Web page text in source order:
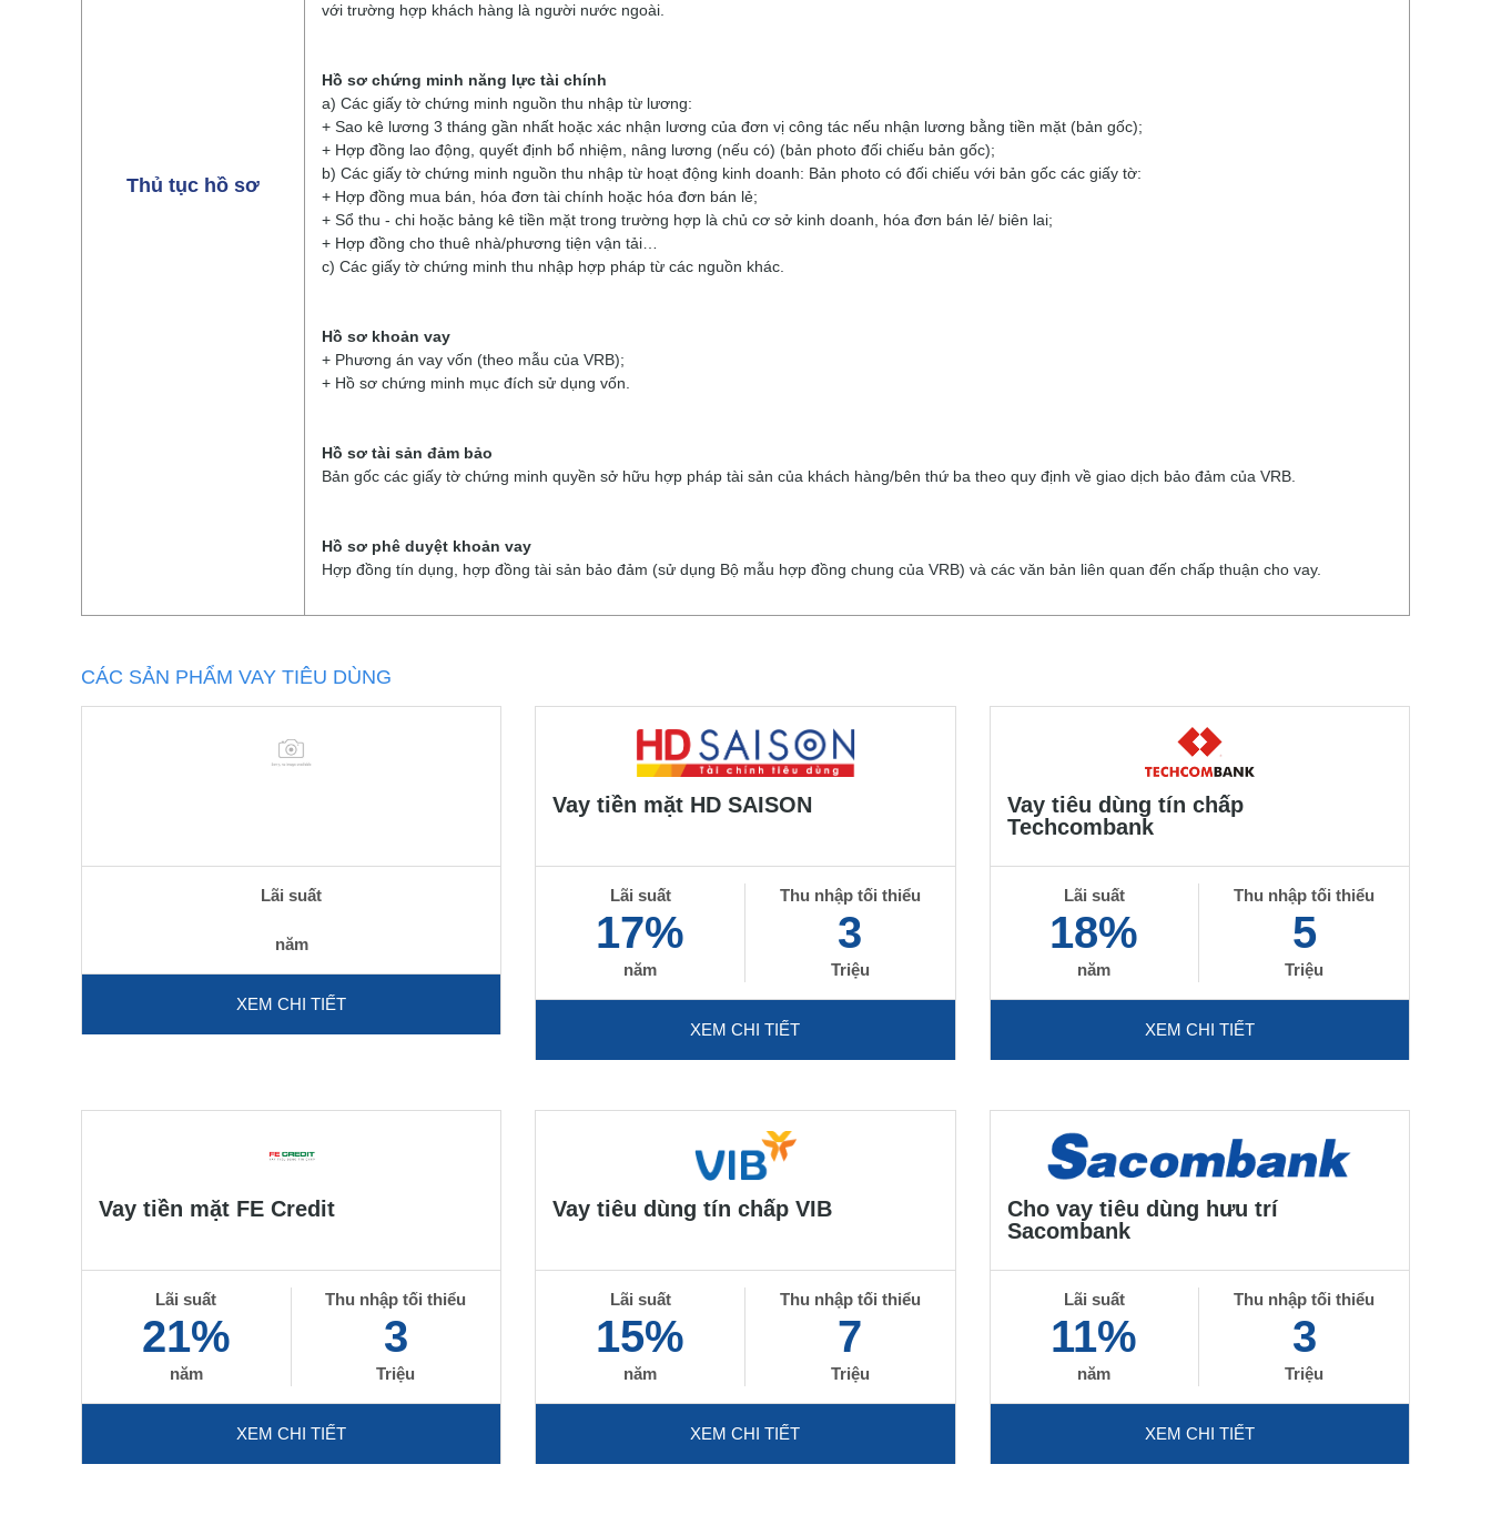
Thủ tục hồ sơ
với trường hợp khách hàng là người nước ngoài.
Hồ sơ chứng minh năng lực tài chính
a) Các giấy tờ chứng minh nguồn thu nhập từ lương:
+ Sao kê lương 3 tháng gần nhất hoặc xác nhận lương của đơn vị công tác nếu nhận lương bằng tiền mặt (bản gốc);
+ Hợp đồng lao động, quyết định bổ nhiệm, nâng lương (nếu có) (bản photo đối chiếu bản gốc);
b) Các giấy tờ chứng minh nguồn thu nhập từ hoạt động kinh doanh: Bản photo có đối chiếu với bản gốc các giấy tờ:
+ Hợp đồng mua bán, hóa đơn tài chính hoặc hóa đơn bán lẻ;
+ Sổ thu - chi hoặc bảng kê tiền mặt trong trường hợp là chủ cơ sở kinh doanh, hóa đơn bán lẻ/ biên lai;
+ Hợp đồng cho thuê nhà/phương tiện vận tải…
c) Các giấy tờ chứng minh thu nhập hợp pháp từ các nguồn khác.
Hồ sơ khoản vay
+ Phương án vay vốn (theo mẫu của VRB);
+ Hồ sơ chứng minh mục đích sử dụng vốn.
Hồ sơ tài sản đảm bảo
Bản gốc các giấy tờ chứng minh quyền sở hữu hợp pháp tài sản của khách hàng/bên thứ ba theo quy định về giao dịch bảo đảm của VRB.
Hồ sơ phê duyệt khoản vay
Hợp đồng tín dụng, hợp đồng tài sản bảo đảm (sử dụng Bộ mẫu hợp đồng chung của VRB) và các văn bản liên quan đến chấp thuận cho vay.
CÁC SẢN PHẨM VAY TIÊU DÙNG
Lãi suất
năm
XEM CHI TIẾT
Vay tiền mặt HD SAISON
Lãi suất
17%
năm
Thu nhập tối thiểu
3
Triệu
XEM CHI TIẾT
Vay tiêu dùng tín chấp
Techcombank
Lãi suất
18%
năm
Thu nhập tối thiểu
5
Triệu
XEM CHI TIẾT
Vay tiền mặt FE Credit
Lãi suất
21%
năm
Thu nhập tối thiểu
3
Triệu
XEM CHI TIẾT
Vay tiêu dùng tín chấp VIB
Lãi suất
15%
năm
Thu nhập tối thiểu
7
Triệu
XEM CHI TIẾT
Cho vay tiêu dùng hưu trí
Sacombank
Lãi suất
11%
năm
Thu nhập tối thiểu
3
Triệu
XEM CHI TIẾT